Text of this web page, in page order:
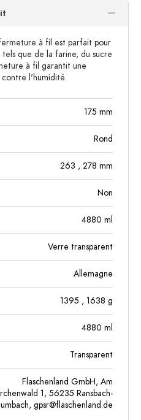
à fil est parfait pour
que de la farine, du sucre
à fil garantit une
l'humidité.
175 mm
Rond
263 , 278 mm
Non
4880 ml
Verre transparent
Allemagne
1395 , 1638 g
4880 ml
Transparent
Flaschenland GmbH, Am
1, 56235 Ransbach-
gpsr@flaschenland.de